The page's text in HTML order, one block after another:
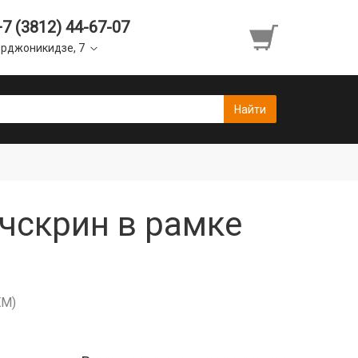
(3812) 44-67-07
7
в рамке